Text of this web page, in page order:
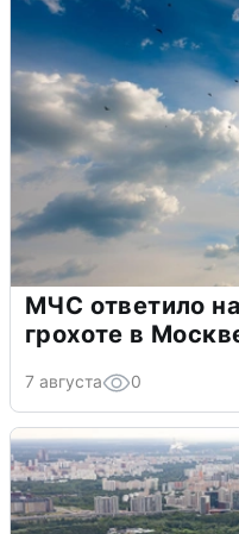
МЧС ответило
грохоте в
7 августа 0